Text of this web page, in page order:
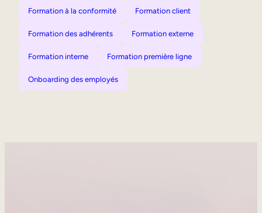
Formation à la conformité Formation client
Formation des adhérents Formation externe
Formation interne Formation première ligne
Onboarding des employés